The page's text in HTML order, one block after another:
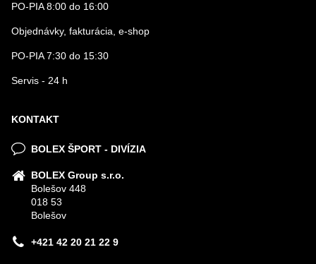
PO-PIA 8:00 do 16:00
Objednávky, fakturácia, e-shop
PO-PIA 7:30 do 15:30
Servis - 24 h
KONTAKT
BOLEX ŠPORT - DIVÍZIA
BOLEX Group s.r.o.
Bolešov 448
018 53
Bolešov
+421 42 20 21 22 9